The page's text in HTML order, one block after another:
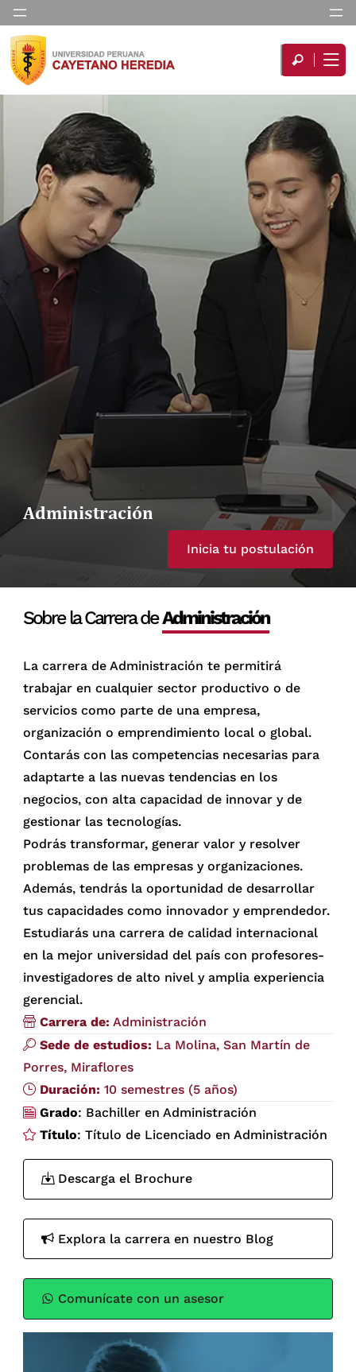
Administración
Inicia tu postulación
Sobre la Carrera deAdministración
La carrera de Administración te permitirá
trabajar en cualquier sector productivo o de
servicios como parte de una empresa,
organización o emprendimiento local o global.
Contarás con las competencias necesarias para
adaptarte a las nuevas tendencias en los
negocios, con alta capacidad de innovar y de
gestionar las tecnologías.
Podrás transformar, generar valor y resolver
problemas de las empresas y organizaciones.
Además, tendrás la oportunidad de desarrollar
tus capacidades como innovador y emprendedor.
Estudiarás una carrera de calidad internacional
en la mejor universidad del país con profesores-
investigadores de alto nivel y amplia experiencia
gerencial.
Carrera de: Administración
Sede de estudios: La Molina, San Martín de
Porres, Miraflores
Duración: 10 semestres (5 años)
Grado: Bachiller en Administración
Título: Título de Licenciado en Administración
Descarga el Brochure
Explora la carrera en nuestro Blog
Comunícate con un asesor